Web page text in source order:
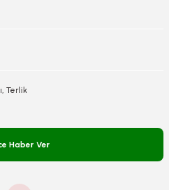
Terlik
Haber Ver